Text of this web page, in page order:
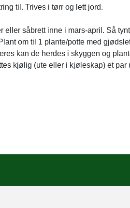
til. Trives i tørr og lett jord.
såbrett inne i mars-april. Så
om til 1 plante/potte med
kan de herdes i skyggen og
kjølig (ute eller i kjøleskap) et par